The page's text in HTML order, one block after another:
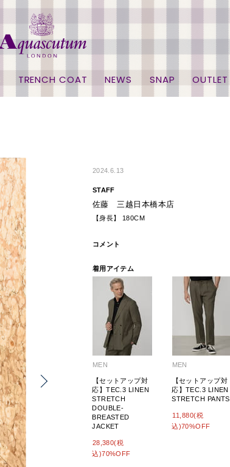
TRENCH COAT NEWS SNAP OUTLET
2024.6.13
STAFF
佐藤 三越日本橋本店
【身長】 180CM
コメント
着用アイテム
MEN
【セットアップ対
応】TEC.3 LINEN
STRETCH
DOUBLE-
BREASTED
JACKET
28,380(税
込)70%OFF
MEN
【セットアップ対
応】TEC.3 LINEN
STRETCH PANTS
11,880(税
込)70%OFF